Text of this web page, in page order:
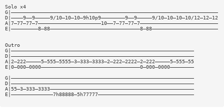
Solo x4
G|—————————————————————————————————————————————————————————————————————
D|————9——9—————9/10—10—10—9h10p9————————9——9—————9/10—10—10—10/12—12—12
A|7—77—77—7—————————————————————10——7—77—77—7——————————————————————————
E|—————————8—88——————————————————————————————8—88——————————————————————
Outro
G|—————————————————————————————————————————————————————————————
D|—————————————————————————————————————————————————————————————
A|2—222—————5—555—5555—3—333—3333—2—222—2222—2—222—————5—555—55
E|0—000—0000—————————————————————————————————0—000—0000————————
G|—————————————————————————————————————————————————————————————
D|—————————————————————————————————————————————————————————————
A|55—3—333—3333————————————————————————————————————————————————
E|——————————————7h88888—5h77777————————————————————————————————